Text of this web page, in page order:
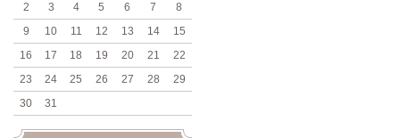
2
3 4 5 6 7
8
9
10 11 12 13 14
15
16
17 18 19 20 21
22
23
24 25 26 27 28
29
30
31